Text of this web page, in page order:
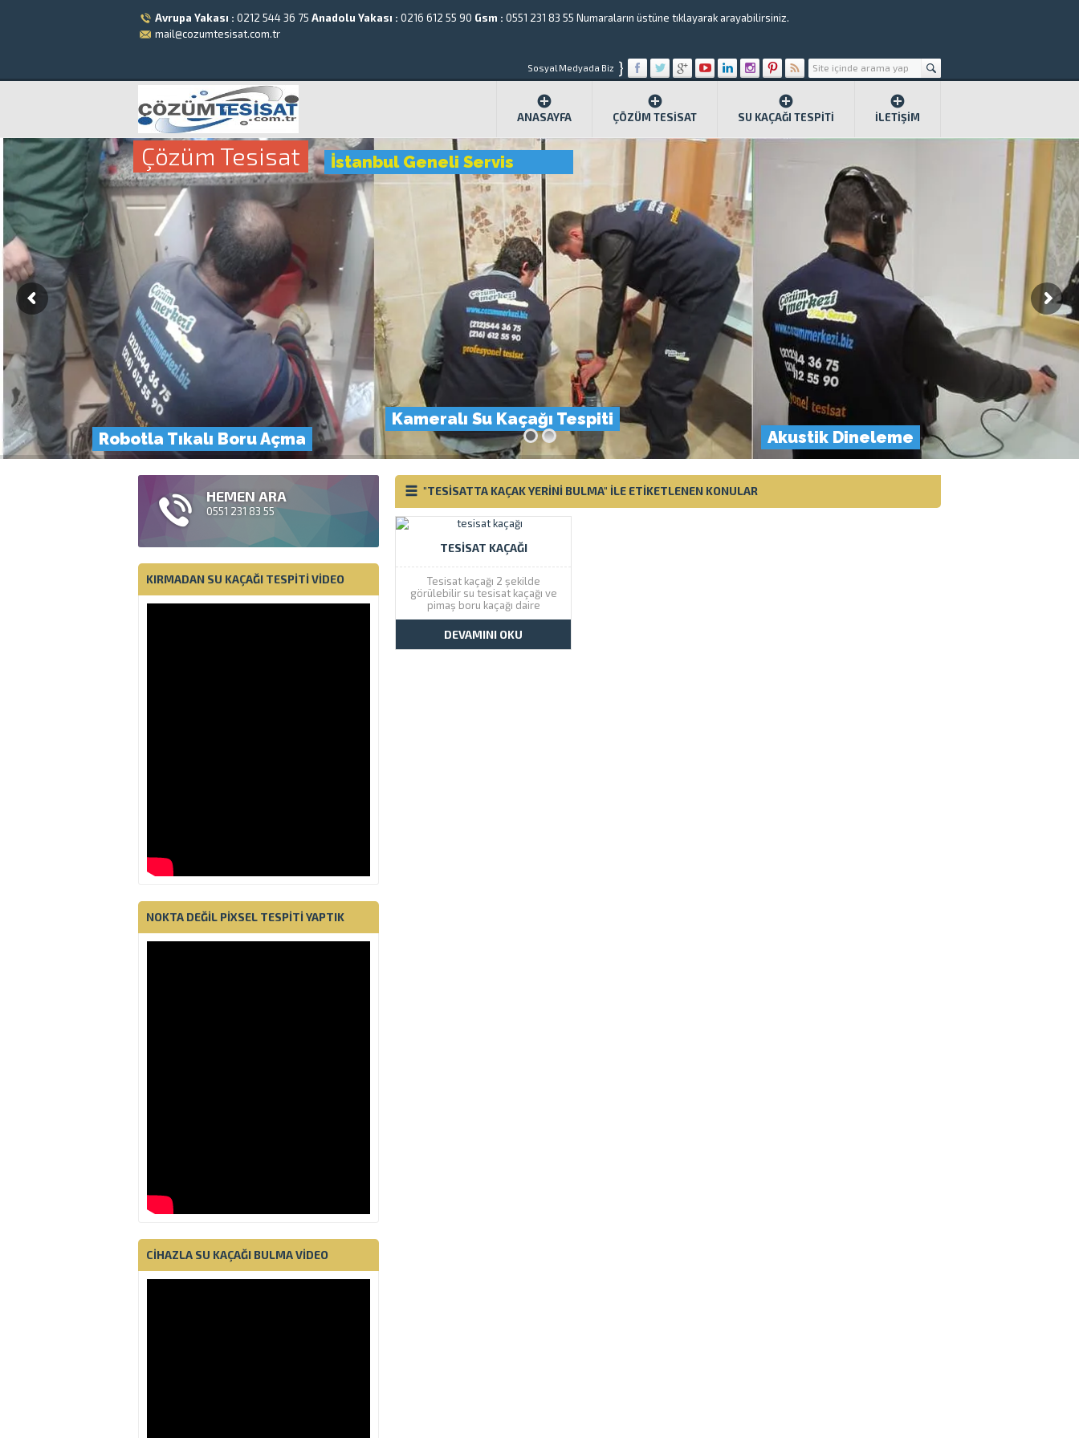
Avrupa Yakası : 0212 544 36 75 Anadolu Yakası : 0216 612 55 90 Gsm : 0551 231 83 55 Numaraların üstüne tıklayarak arayabilirsiniz.
mail@cozumtesisat.com.tr
Sosyal Medyada Biz }
ANASAYFA ÇÖZÜM TESISAT SU KAÇAĞI TESPITI İLETIŞIM
Çözüm Tesisat
Kameralı Su Kaçağı Tespiti
Robotla Tıkalı Boru Açma
Akustik Dineleme
İstanbul Geneli Servis
"TESISATTA KAÇAK YERINI BULMA" ILE ETIKETLENEN KONULAR
TESISAT KAÇAĞI
Tesisat kaçağı 2 şekilde
görülebilir su tesisat kaçağı ve
pimaş boru kaçağı daire
tesisatında su kaçağı şüpheniz
var ise bizi arayınız. Çözüm
Tesisat daire ve iş yeri
tesisatında tesisat kaçağı tespiti
DEVAMINI OKU
HEMEN ARA
0551 231 83 55
KIRMADAN SU KAÇAĞI TESPITI VIDEO
NOKTA DEĞIL PIXSEL TESPITI YAPTIK
CIHAZLA SU KAÇAĞI BULMA VIDEO